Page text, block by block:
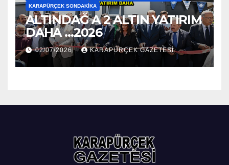
KARAPÜRÇEK SONDAKIKA
ALTINDAĞ A 2 ALTIN YATIRIM
DAHA …2026
02/07/2026 KARAPÜRÇEK GAZETESİ